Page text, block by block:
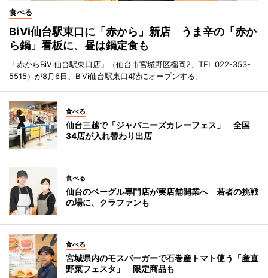
食べる
BiVi仙台駅東口に「赤から」新店 うま辛の「赤か
ら鍋」看板に、昼は鍋定食も
「赤からBiVi仙台駅東口店」（仙台市宮城野区榴岡2、TEL 022-353-
5515）が8月6日、BiVi仙台駅東口4階にオープンする。
食べる
仙台三越で「ジャパニーズカレーフェス」 全国
34店が入れ替わり出店
食べる
仙台のベーグル専門店が実店舗開業へ 若者の挑戦
の場に、クラファンも
食べる
宮城県内のモスバーガーで石巻産トマト使う「産直
野菜フェスタ」 限定商品も